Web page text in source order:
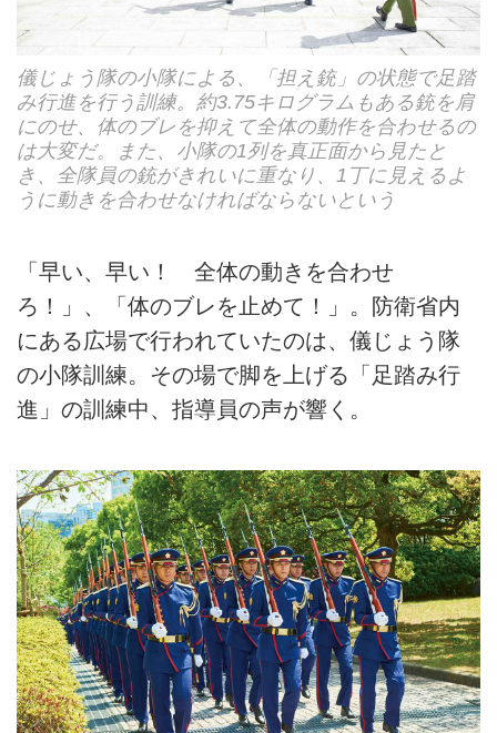
儀じょう隊の小隊による、「担え銃」の状態で足踏
み行進を行う訓練。約3.75キログラムもある銃を肩
にのせ、体のブレを抑えて全体の動作を合わせるの
は大変だ。また、小隊の1列を真正面から見たと
き、全隊員の銃がきれいに重なり、1丁に見えるよ
うに動きを合わせなければならないという
「早い、早い！ 全体の動きを合わせ
ろ！」、「体のブレを止めて！」。防衛省内
にある広場で行われていたのは、儀じょう隊
の小隊訓練。その場で脚を上げる「足踏み行
進」の訓練中、指導員の声が響く。